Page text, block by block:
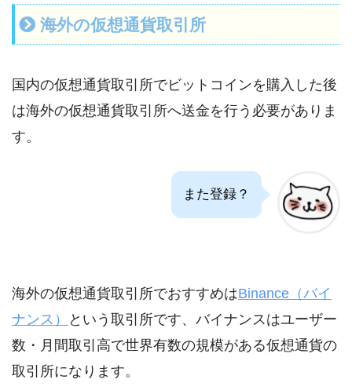
海外の仮想通貨取引所
国内の仮想通貨取引所でビットコインを購入した後
は海外の仮想通貨取引所へ送金を行う必要がありま
す。
また登録？
海外の仮想通貨取引所でおすすめはBinance（バイ
ナンス）
という取引所です、バイナンスはユーザー
数・月間取引高で世界有数の規模がある仮想通貨の
取引所になります。